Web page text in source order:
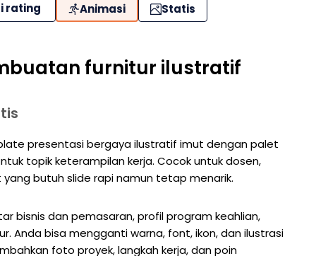
rating Animasi Statis
furnitur ilustratif
presentasi bergaya ilustratif imut dengan palet
topik keterampilan kerja. Cocok untuk dosen,
butuh slide rapi namun tetap menarik.
bisnis dan pemasaran, profil program keahlian,
Anda bisa mengganti warna, font, ikon, dan ilustrasi
foto proyek, langkah kerja, dan poin